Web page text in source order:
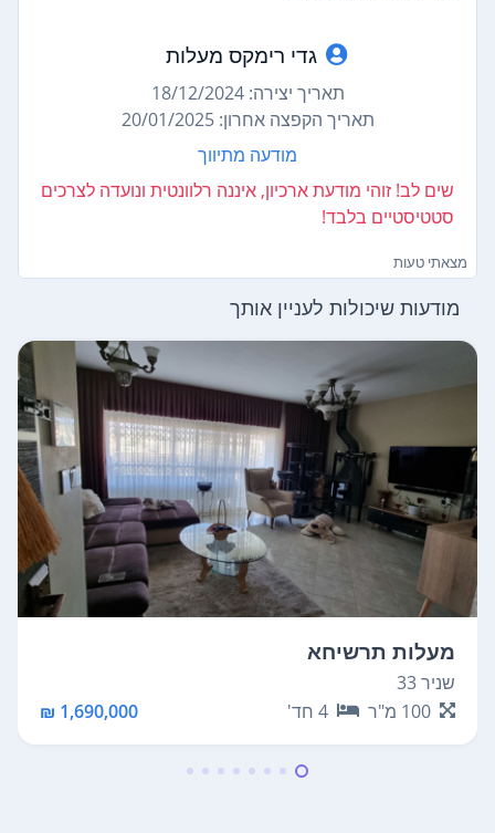
גדי רימקס מעלות
תאריך יצירה: 18/12/2024
תאריך הקפצה אחרון: 20/01/2025
מודעה מתיווך
שים לב! זוהי מודעת ארכיון, איננה רלוונטית ונועדה לצרכים
סטטיסטיים בלבד!
טעות
מודעות שיכולות לעניין אותך
מעלות תרשיחא
שניר 33
100 מ"ר 4חד' 1,690,000 ₪